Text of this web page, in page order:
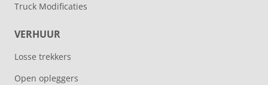
Truck Modificaties
VERHUUR
Losse trekkers
Open opleggers